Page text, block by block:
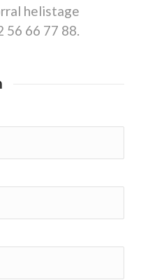
helistage
66 77 88.